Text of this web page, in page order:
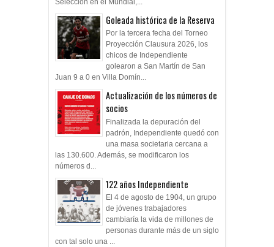
Selección en el Mundial,...
Goleada histórica de la Reserva
Por la tercera fecha del Torneo
Proyección Clausura 2026, los
chicos de Independiente
golearon a San Martín de San
Juan 9 a 0 en Villa Domín...
Actualización de los números de
socios
Finalizada la depuración del
padrón, Independiente quedó con
una masa societaria cercana a
las 130.600. Además, se modificaron los
números d...
122 años Independiente
El 4 de agosto de 1904, un grupo
de jóvenes trabajadores
cambiaría la vida de millones de
personas durante más de un siglo
con tal solo una ...